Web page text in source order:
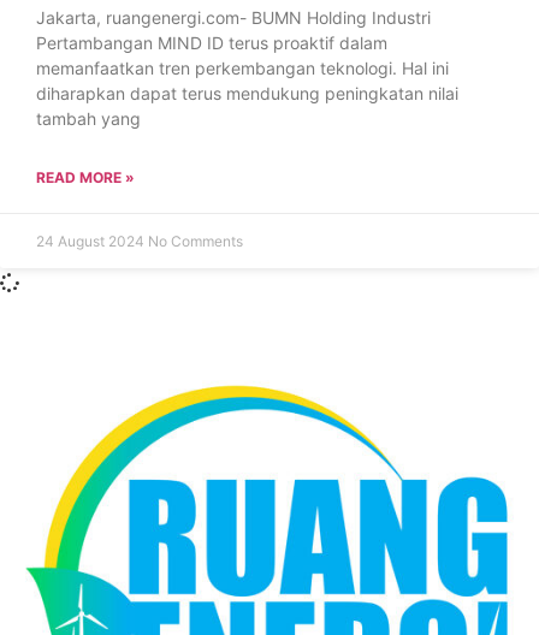
Jakarta, ruangenergi.com- BUMN Holding Industri
Pertambangan MIND ID terus proaktif dalam
memanfaatkan tren perkembangan teknologi. Hal ini
diharapkan dapat terus mendukung peningkatan nilai
tambah yang
READ MORE »
24 August 2024 No Comments